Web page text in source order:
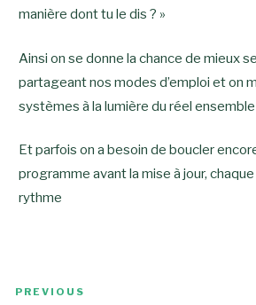
manière dont tu le dis ? »
Ainsi on se donne la chance de mieux
partageant nos modes d’emploi et on
systèmes à la lumière du réel ensemble
Et parfois on a besoin de boucler
programme avant la mise à jour,
rythme
Previous
PREVIOUS